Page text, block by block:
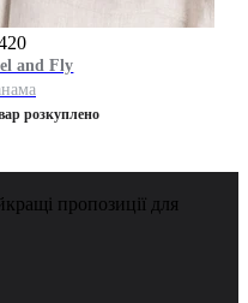
and Fly
розкуплено
пропозиції для